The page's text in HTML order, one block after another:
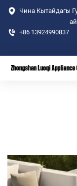
Чина Кытайдагы
+86 13924990837